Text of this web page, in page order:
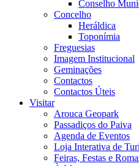
Conselho
Concelho
Heráldica
Toponímia
Freguesias
Imagem Institucional
Geminações
Contactos
Contactos Úteis
Visitar
Arouca Geopark
Passadiços do Paiva
Agenda de Eventos
Loja Interativa de
Feiras, Festas e